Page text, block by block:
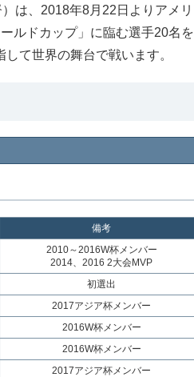
は、2018年8月22日よりアメリ
ルドカップ」に臨む選手20名を
て世界の舞台で戦います。
備考
2010～2016W杯メンバー
2014、2016 2大会MVP
初選出
2017アジア杯メンバー
2016W杯メンバー
2016W杯メンバー
2017アジア杯メンバー